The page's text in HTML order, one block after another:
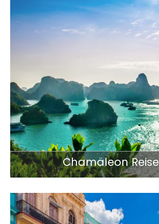
Chamäleon